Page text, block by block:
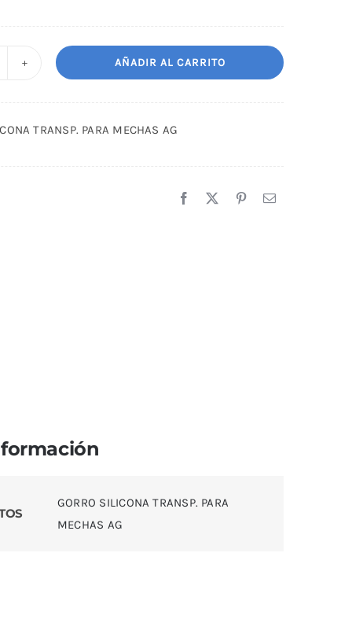
AÑADIR AL CARRITO
TRANSP. PARA MECHAS AG
GORRO SILICONA TRANSP. PARA
MECHAS AG